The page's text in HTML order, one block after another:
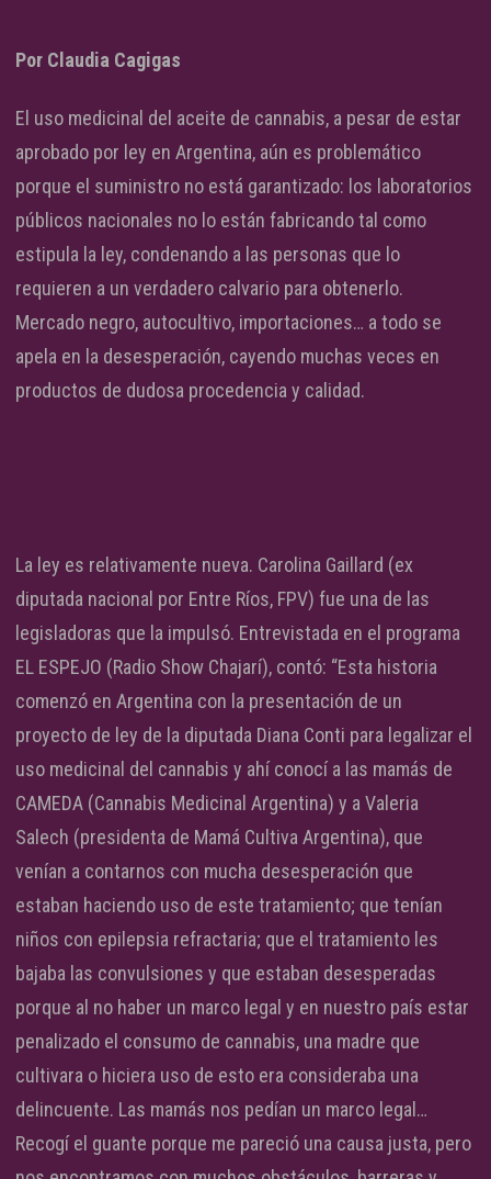
Por Claudia Cagigas
El uso medicinal del aceite de cannabis, a pesar de estar
aprobado por ley en Argentina, aún es problemático
porque el suministro no está garantizado: los laboratorios
públicos nacionales no lo están fabricando tal como
estipula la ley, condenando a las personas que lo
requieren a un verdadero calvario para obtenerlo.
Mercado negro, autocultivo, importaciones… a todo se
apela en la desesperación, cayendo muchas veces en
productos de dudosa procedencia y calidad.
La ley es relativamente nueva. Carolina Gaillard (ex
diputada nacional por Entre Ríos, FPV) fue una de las
legisladoras que la impulsó. Entrevistada en el programa
EL ESPEJO (Radio Show Chajarí), contó: “Esta historia
comenzó en Argentina con la presentación de un
proyecto de ley de la diputada Diana Conti para legalizar el
uso medicinal del cannabis y ahí conocí a las mamás de
CAMEDA (Cannabis Medicinal Argentina) y a Valeria
Salech (presidenta de Mamá Cultiva Argentina), que
venían a contarnos con mucha desesperación que
estaban haciendo uso de este tratamiento; que tenían
niños con epilepsia refractaria; que el tratamiento les
bajaba las convulsiones y que estaban desesperadas
porque al no haber un marco legal y en nuestro país estar
penalizado el consumo de cannabis, una madre que
cultivara o hiciera uso de esto era consideraba una
delincuente. Las mamás nos pedían un marco legal…
Recogí el guante porque me pareció una causa justa, pero